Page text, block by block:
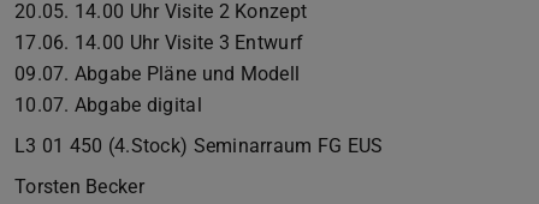
20.05. 14.00 Uhr Visite 2 Konzept
17.06. 14.00 Uhr Visite 3 Entwurf
09.07. Abgabe Pläne und Modell
10.07. Abgabe digital
L3 01 450 (4.Stock) Seminarraum FG EUS
Torsten Becker